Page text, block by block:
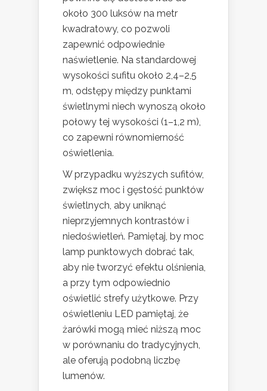
około 300 luksów na metr
kwadratowy, co pozwoli
zapewnić odpowiednie
naświetlenie. Na standardowej
wysokości sufitu około 2,4–2,5
m, odstępy między punktami
świetlnymi niech wynoszą około
połowy tej wysokości (1–1,2 m),
co zapewni równomierność
oświetlenia.
W przypadku wyższych sufitów,
zwiększ moc i gęstość punktów
świetlnych, aby uniknąć
nieprzyjemnych kontrastów i
niedoświetleń. Pamiętaj, by moc
lamp punktowych dobrać tak,
aby nie tworzyć efektu olśnienia,
a przy tym odpowiednio
oświetlić strefy użytkowe. Przy
oświetleniu LED pamiętaj, że
żarówki mogą mieć niższą moc
w porównaniu do tradycyjnych,
ale oferują podobną liczbę
lumenów.